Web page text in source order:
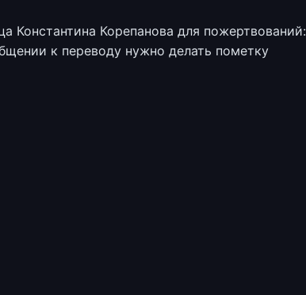
Константина Корепанова для пожертвований:
к переводу нужно делать пометку